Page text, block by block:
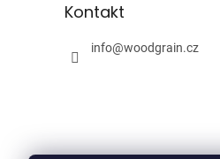
Kontakt
info@woodgrain.cz